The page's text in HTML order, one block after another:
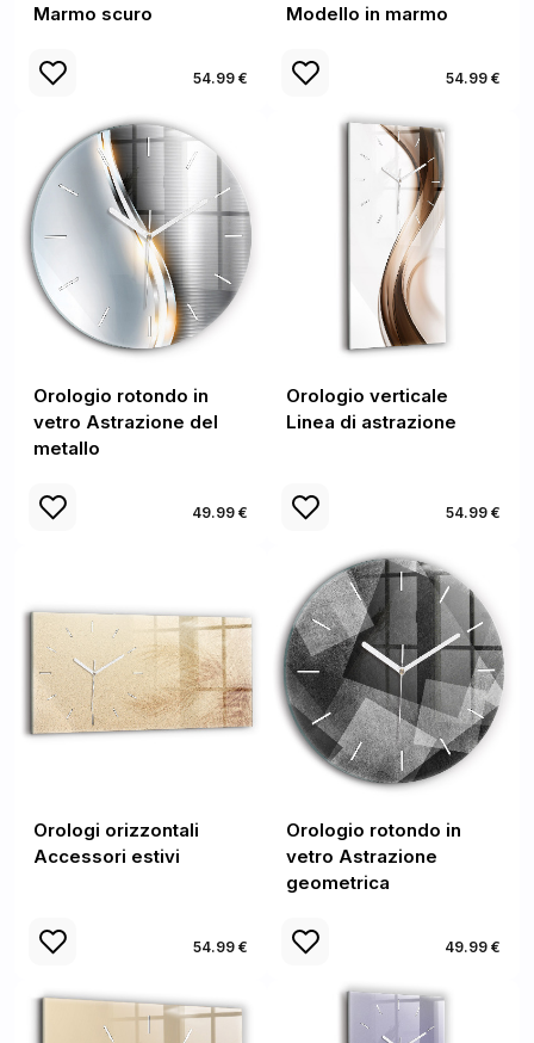
Marmo scuro
54.99 €
Modello in marmo
54.99 €
Orologio rotondo in
vetro Astrazione del
metallo
49.99 €
Orologio verticale
Linea di astrazione
54.99 €
Orologi orizzontali
Accessori estivi
54.99 €
Orologio rotondo in
vetro Astrazione
geometrica
49.99 €